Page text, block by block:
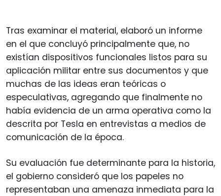
Tras examinar el material, elaboró un informe
en el que concluyó principalmente que, no
existían dispositivos funcionales listos para su
aplicación militar entre sus documentos y que
muchas de las ideas eran teóricas o
especulativas, agregando que finalmente no
había evidencia de un arma operativa como la
descrita por Tesla en entrevistas a medios de
comunicación de la época.
Su evaluación fue determinante para la historia,
el gobierno consideró que los papeles no
representaban una amenaza inmediata para la